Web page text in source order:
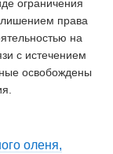
ограничения
права
на
с истечением
освобождены
оленя,